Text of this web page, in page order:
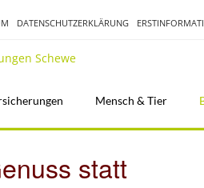
DATENSCHUTZERKLÄRUNG
Mensch & Tier
statt